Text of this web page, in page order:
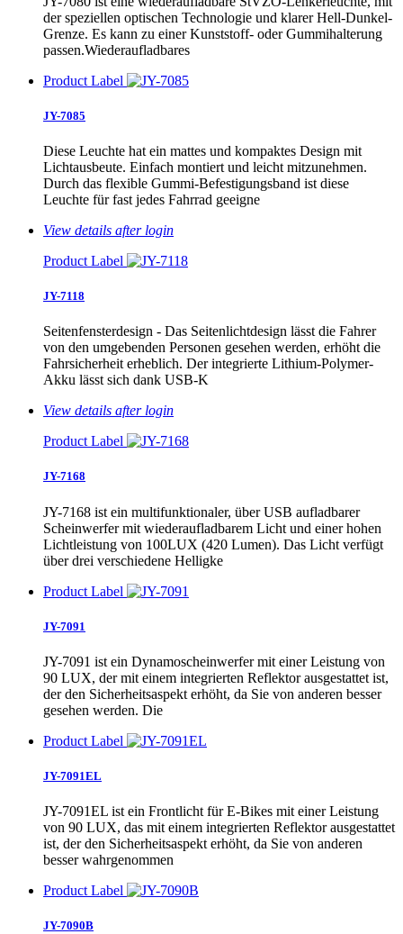
der speziellen optischen Technologie und klarer Hell-Dunkel-
Grenze. Es kann zu einer Kunststoff- oder Gummihalterung
passen.Wiederaufladbares
Product Label
JY-7085
Diese Leuchte hat ein mattes und kompaktes Design mit
Lichtausbeute. Einfach montiert und leicht mitzunehmen.
Durch das flexible Gummi-Befestigungsband ist diese
Leuchte für fast jedes Fahrrad geeigne
View details after login
Product Label
JY-7118
Seitenfensterdesign - Das Seitenlichtdesign lässt die Fahrer
von den umgebenden Personen gesehen werden, erhöht die
Fahrsicherheit erheblich. Der integrierte Lithium-Polymer-
Akku lässt sich dank USB-K
View details after login
Product Label
JY-7168
JY-7168 ist ein multifunktionaler, über USB aufladbarer
Scheinwerfer mit wiederaufladbarem Licht und einer hohen
Lichtleistung von 100LUX (420 Lumen). Das Licht verfügt
über drei verschiedene Helligke
Product Label
JY-7091
JY-7091 ist ein Dynamoscheinwerfer mit einer Leistung von
90 LUX, der mit einem integrierten Reflektor ausgestattet ist,
der den Sicherheitsaspekt erhöht, da Sie von anderen besser
gesehen werden. Die
Product Label
JY-7091EL
JY-7091EL ist ein Frontlicht für E-Bikes mit einer Leistung
von 90 LUX, das mit einem integrierten Reflektor ausgestattet
ist, der den Sicherheitsaspekt erhöht, da Sie von anderen
besser wahrgenommen
Product Label
JY-7090B